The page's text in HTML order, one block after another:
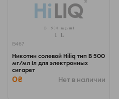
15467
Никотин солевой Hiliq тип B 500
мг/мл 1л для электронных
сигарет
0₴ Нет в наличии